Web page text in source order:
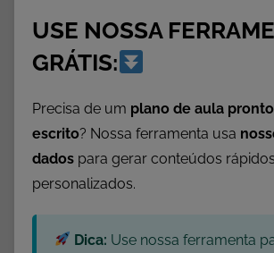
o
n
i
e
m
USE NOSSA
GRÁTIS:
Precisa de um plano de aula
escrito? Nossa ferramenta usa
dados para gerar conteúdos
personalizados.
Dica: Use nossa ferramenta